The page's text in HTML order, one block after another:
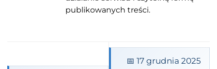
publikowanych treści.
📅 17 grudnia 2025